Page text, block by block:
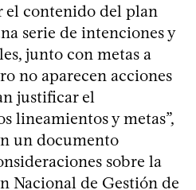
el contenido del plan
serie de intenciones y
junto con metas a
no aparecen acciones
justificar el
lineamientos y metas”,
un documento
sobre la
Nacional de Gestión de